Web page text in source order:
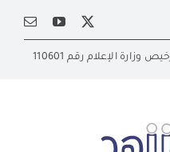
الإعلام رقم 110601